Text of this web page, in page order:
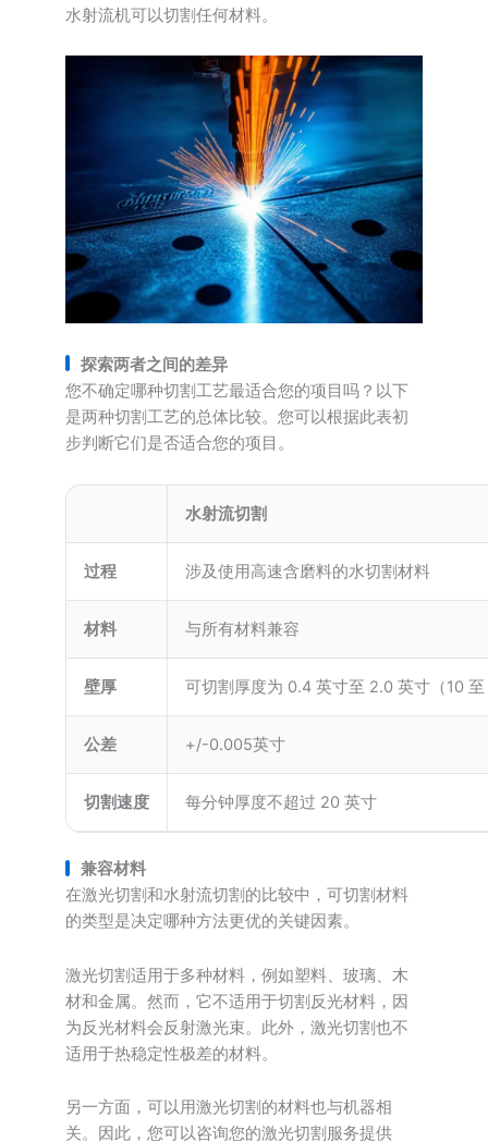
水射流机可以切割任何材料。
探索两者之间的差异
您不确定哪种切割工艺最适合您的项目吗？以下
是两种切割工艺的总体比较。您可以根据此表初
步判断它们是否适合您的项目。
水射流切割
过程 涉及使用高速含磨料的水切割材料
材料 与所有材料兼容
壁厚 可切割厚度为 0.4 英寸至 2.0 英寸（10
公差 +/-0.005英寸
切割速度 每分钟厚度不超过 20 英寸
兼容材料
在激光切割和水射流切割的比较中，可切割材料
的类型是决定哪种方法更优的关键因素。
激光切割适用于多种材料，例如塑料、玻璃、木
材和金属。然而，它不适用于切割反光材料，因
为反光材料会反射激光束。此外，激光切割也不
适用于热稳定性极差的材料。
另一方面，可以用激光切割的材料也与机器相
关。因此，您可以咨询您的激光切割服务提供